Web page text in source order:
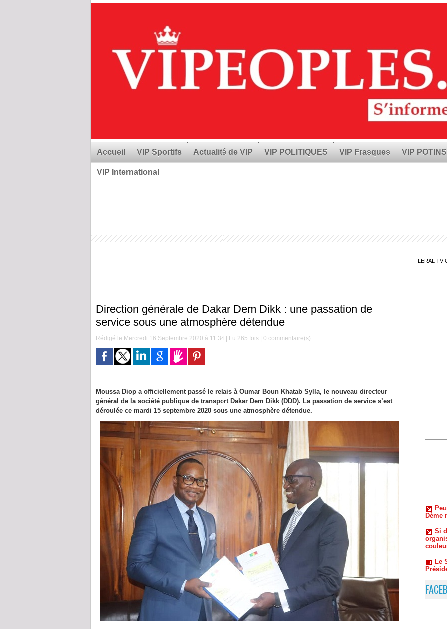
Accueil VIP Sportifs Actualité de VIP VIP POLITIQUES VIP Frasques VIP POTINS
VIP International
Direction générale de Dakar Dem Dikk : une passation de
service sous une atmosphère détendue
Rédigé le Mercredi 16 Septembre 2020 à 11:34 | Lu 265 fois | 0 commentaire(s)
Moussa Diop a officiellement passé le relais à Oumar Boun Khatab Sylla, le nouveau directeur
général de la société publique de transport Dakar Dem Dikk (DDD). La passation de service s’est
déroulée ce mardi 15 septembre 2020 sous une atmosphère détendue.
LERAL TV
contre
Sall et